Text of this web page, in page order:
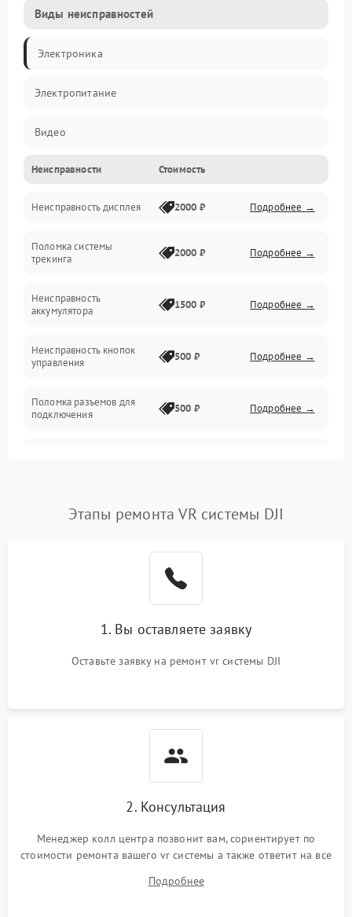
Виды неисправностей
Электроника
Электропитание
Видео
ПО
Сенсоры
Механические повреждения
Неисправности Стоимость
Неисправность дисплея 2000 ₽ Подробнее →
Поломка системы
трекинга
2000 ₽ Подробнее →
Неисправность
аккумулятора
1500 ₽ Подробнее →
Неисправность кнопок
управления
500 ₽ Подробнее →
Поломка разъемов для
подключения
500 ₽ Подробнее →
Повреждение проводов 500 ₽ Подробнее →
1000 ₽
1000 ₽
Неисправность системы
1000 ₽
Неисправность системы
защиты от замыкания
Подробнее →
Этапы ремонта VR системы DJI
1. Вы оставляете заявку
Оставьте заявку на ремонт vr системы DJI
2. Консультация
Менеджер колл центра позвонит вам, сориентирует по
стоимости ремонта вашего vr системы а также ответит на все
Подробнее